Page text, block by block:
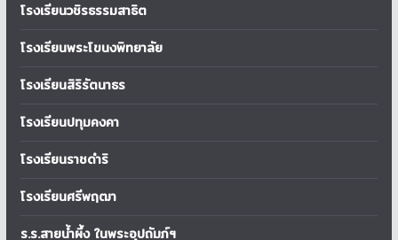
โรงเรียนวชิรธรรมสาธิต
โรงเรียนพระโขนงพิทยาลัย
โรงเรียนสิริรัตนาธร
โรงเรียนปทุมคงคา
โรงเรียนราชดำริ
โรงเรียนศรีพฤฒา
ร.ร.สายน้ำผึ้ง ในพระอุปถัมภ์ฯ